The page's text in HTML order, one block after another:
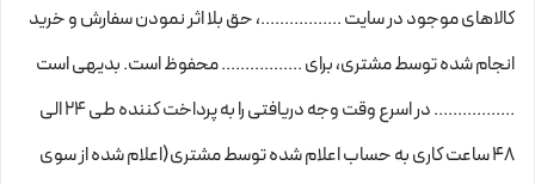
کالاهای موجود در سایت .................، حق بلا اثر نمودن سفارش و خرید
انجام شده توسط مشتری، برای ................. محفوظ است. بدیهی است
................. در اسرع وقت وجه دریافتی را به پرداخت کننده طی ۲۴ الی
۴۸ ساعت کاری به حساب اعلام شده توسط مشتری(اعلام شده از سوی